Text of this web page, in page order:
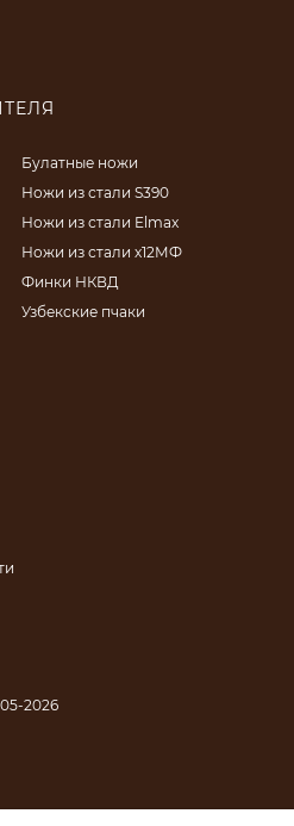
Булатные ножи
Ножи из стали S390
Ножи из стали Elmax
Ножи из стали х12МФ
Финки НКВД
Узбекские пчаки
2026